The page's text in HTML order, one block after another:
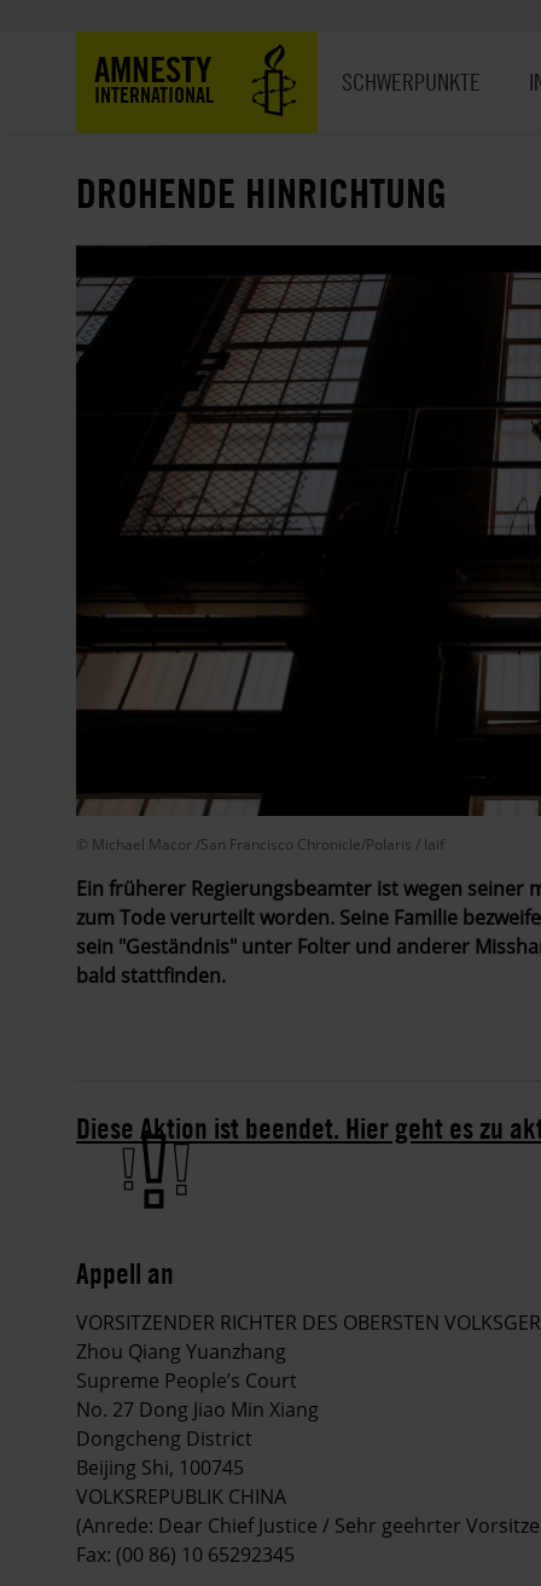
AMNESTY
INTERNATIONAL SCHWERPUNKTE
DROHENDE HINRICHTUNG
© Michael Macor /San Francisco Chronicle/Polaris / laif
Ein früherer Regierungsbeamter ist wegen seiner
zum Tode verurteilt worden. Seine Familie
sein "Geständnis" unter Folter und anderer
bald stattfinden.
Diese Aktion ist beendet. Hier geht es zu
Appell an
VORSITZENDER RICHTER DES OBERSTEN
Zhou Qiang Yuanzhang
Supreme People’s Court
No. 27 Dong Jiao Min Xiang
Dongcheng District
Beijing Shi, 100745
VOLKSREPUBLIK CHINA
(Anrede: Dear Chief Justice / Sehr geehrter
Fax: (00 86) 10 65292345